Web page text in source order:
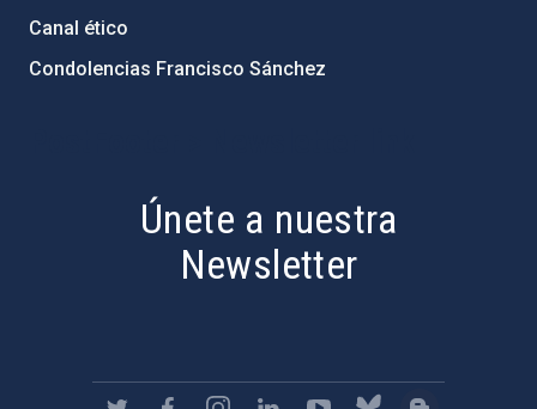
Canal ético
Condolencias Francisco Sánchez
Únete a nuestra
Newsletter